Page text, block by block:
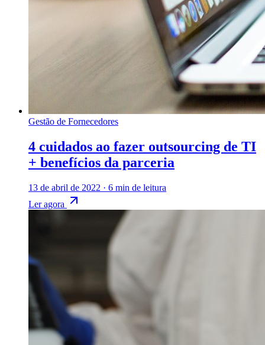
Gestão de Fornecedores
4 cuidados ao fazer outsourcing de TI
+ benefícios da parceria
13 de abril de 2022 · 6 min de leitura
Ler agora